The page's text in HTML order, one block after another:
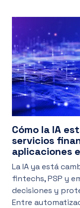
Cómo la IA
servicios
aplicaciones
La IA ya está
fintechs, PSP y
decisiones y
Entre